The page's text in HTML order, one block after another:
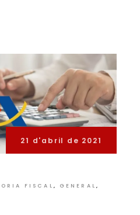
21 d'abril de 2021
FISCAL GENERAL